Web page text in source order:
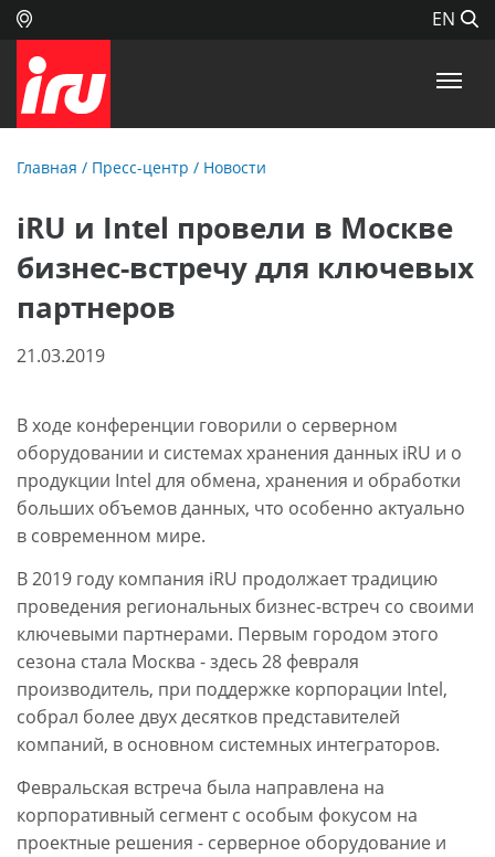
EN
Главная / Пресс-центр / Новости
iRU и Intel провели в Москве
бизнес-встречу для ключевых
партнеров
21.03.2019
В ходе конференции говорили о серверном
оборудовании и системах хранения данных iRU и о
продукции Intel для обмена, хранения и обработки
больших объемов данных, что особенно актуально
в современном мире.
В 2019 году компания iRU продолжает традицию
проведения региональных бизнес-встреч со своими
ключевыми партнерами. Первым городом этого
сезона стала Москва - здесь 28 февраля
производитель, при поддержке корпорации Intel,
собрал более двух десятков представителей
компаний, в основном системных интеграторов.
Февральская встреча была направлена на
корпоративный сегмент с особым фокусом на
проектные решения - серверное оборудование и